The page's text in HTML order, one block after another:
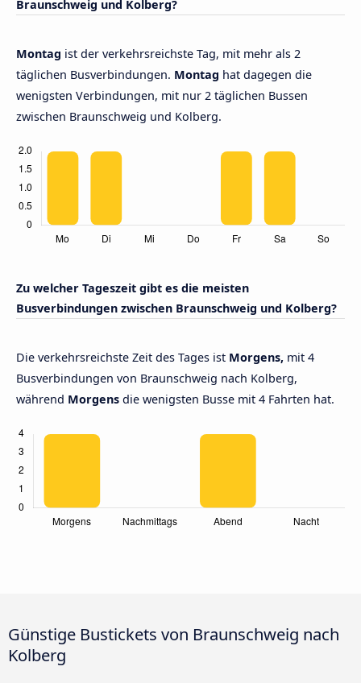
Braunschweig und Kolberg?
Montag ist der verkehrsreichste Tag, mit mehr als 2
täglichen Busverbindungen. Montag hat dagegen die
wenigsten Verbindungen, mit nur 2 täglichen Bussen
zwischen Braunschweig und Kolberg.
Zu welcher Tageszeit gibt es die meisten
Busverbindungen zwischen Braunschweig und Kolberg?
Die verkehrsreichste Zeit des Tages ist Morgens, mit 4
Busverbindungen von Braunschweig nach Kolberg,
während Morgens die wenigsten Busse mit 4 Fahrten hat.
Günstige Bustickets von Braunschweig nach
Kolberg